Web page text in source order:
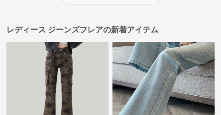
レディース ジーンズフレアの新着アイテム